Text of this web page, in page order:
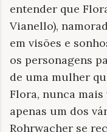
entender que
Vianello),
em visões e
os personagens
de uma mulher
Flora, nunca
apenas um dos
Rohrwacher se